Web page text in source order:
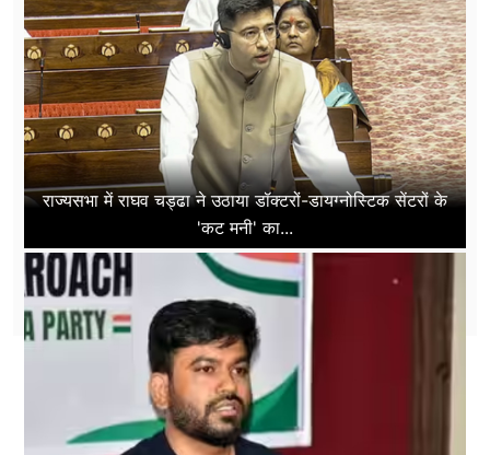
राज्यसभा में राघव चड्ढा ने उठाया डॉक्टरों-डायग्नोस्टिक सेंटरों के
'कट मनी' का...